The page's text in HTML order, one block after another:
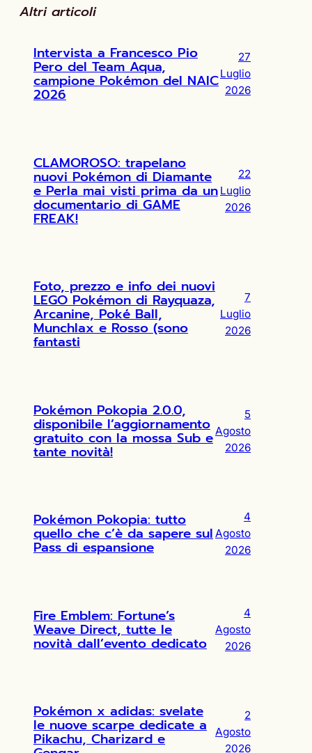
Altri articoli
Intervista a Francesco Pio
Pero del Team Aqua,
campione Pokémon del NAIC
2026
27
Luglio
2026
CLAMOROSO: trapelano
nuovi Pokémon di Diamante
e Perla mai visti prima da un
documentario di GAME
FREAK!
22
Luglio
2026
Foto, prezzo e info dei nuovi
LEGO Pokémon di Rayquaza,
Arcanine, Poké Ball,
Munchlax e Rosso (sono
fantasti
7
Luglio
2026
Pokémon Pokopia 2.0.0,
disponibile l’aggiornamento
gratuito con la mossa Sub e
tante novità!
5
Agosto
2026
Pokémon Pokopia: tutto
quello che c’è da sapere sul
Pass di espansione
4
Agosto
2026
Fire Emblem: Fortune’s
Weave Direct, tutte le
novità dall’evento dedicato
4
Agosto
2026
Pokémon x adidas: svelate
le nuove scarpe dedicate a
Pikachu, Charizard e
2
Agosto
2026